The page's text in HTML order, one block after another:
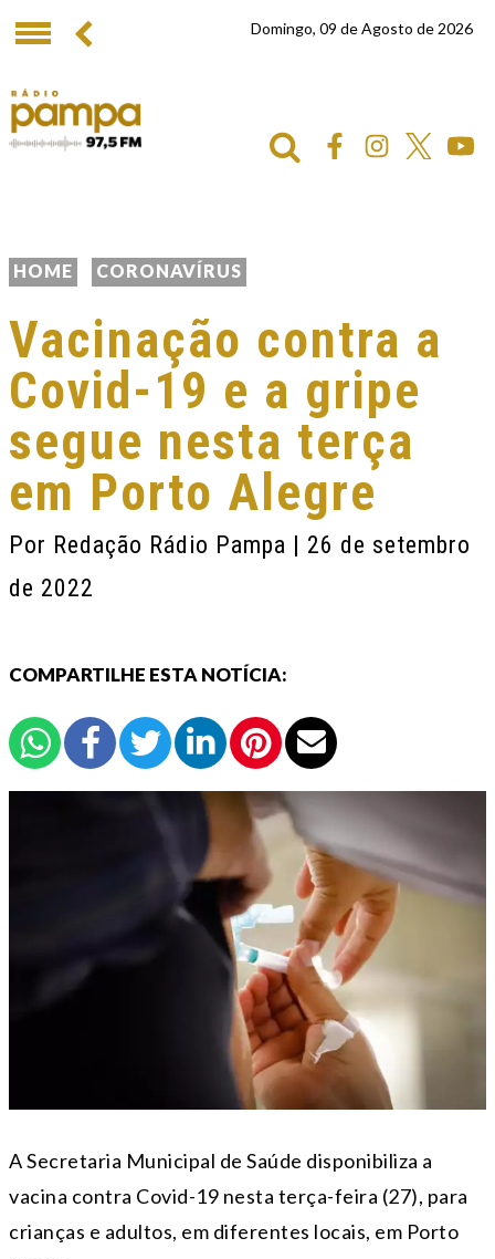
Domingo, 09 de Agosto de 2026
HOME CORONAVÍRUS
Vacinação contra a
Covid-19 e a gripe
segue nesta terça
em Porto Alegre
Por Redação Rádio Pampa | 26 de setembro
de 2022
COMPARTILHE ESTA NOTÍCIA:
A Secretaria Municipal de Saúde disponibiliza a
vacina contra Covid-19 nesta terça-feira (27), para
crianças e adultos, em diferentes locais, em Porto